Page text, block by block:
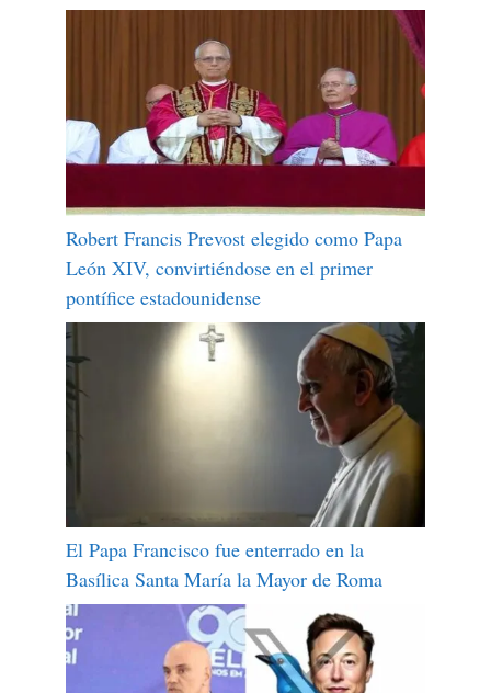
Robert Francis Prevost elegido como Papa
León XIV, convirtiéndose en el primer
pontífice estadounidense
El Papa Francisco fue enterrado en la
Basílica Santa María la Mayor de Roma